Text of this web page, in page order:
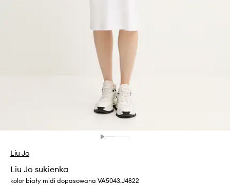
Liu Jo
Liu Jo sukienka
kolor biały midi dopasowana VA5043.J4822